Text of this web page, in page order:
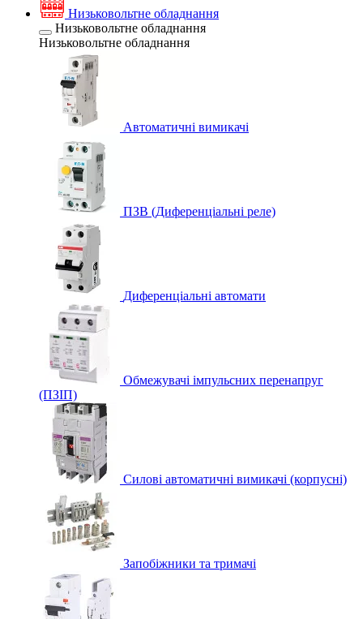
Низьковольтне обладнання
Низьковольтне обладнання
Низьковольтне обладнання
Автоматичні вимикачі
ПЗВ (Диференціальні реле)
Диференціальні автомати
Обмежувачі імпульсних перенапруг
(ПЗІП)
Силові автоматичні вимикачі (корпусні)
Запобіжники та тримачі